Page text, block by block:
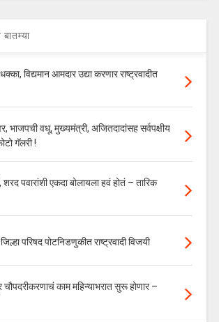
विद्यमान आमदार उद्या करणार राष्ट्रवादीत
वर, भाजपची वधू, मुख्यमंत्री, अजितदादांसह सर्वपक्षीय
गॅलरी !
पवारांशी एकदा बोलायला हवं होतं – तारिक
परिषद पोटनिडणुकीत राष्ट्रवादी विजयी
चौपदरीकरणाचं काम महिन्याभरात सुरू होणार –